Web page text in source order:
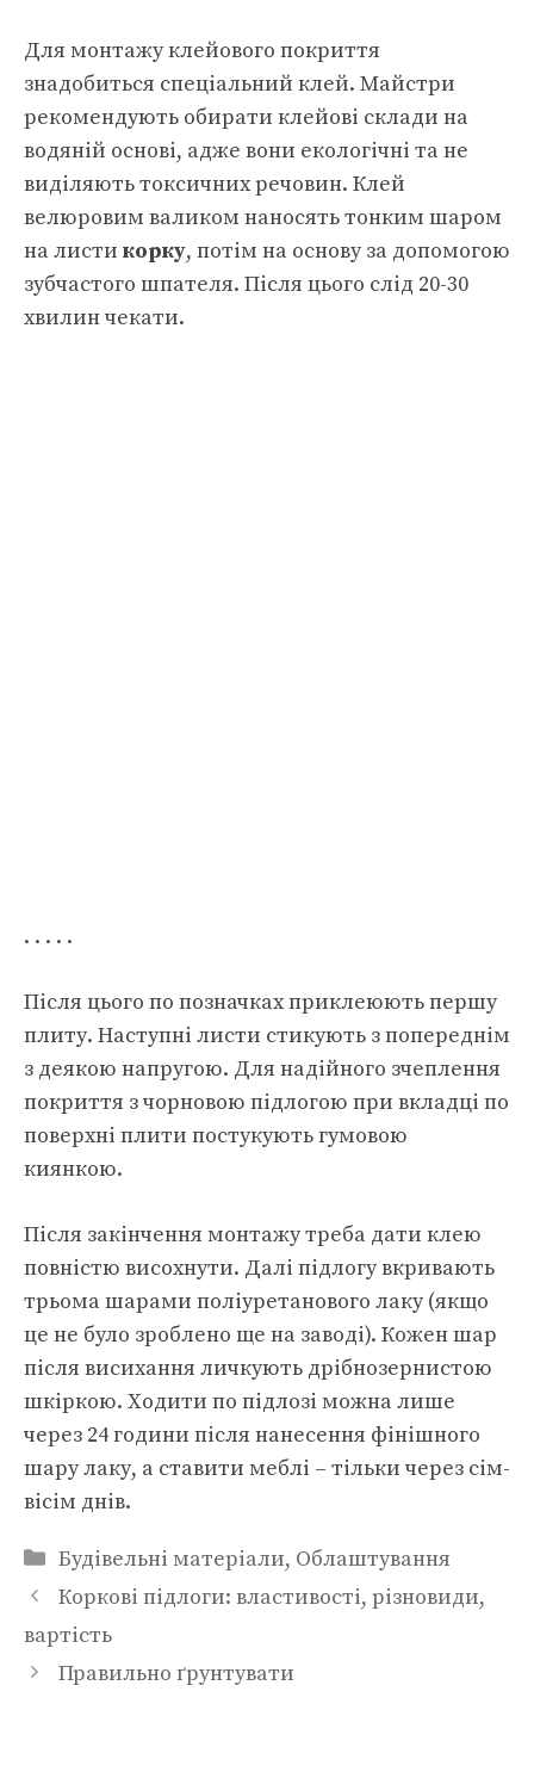
Для монтажу клейового покриття
знадобиться спеціальний клей. Майстри
рекомендують обирати клейові склади на
водяній основі, адже вони екологічні та не
виділяють токсичних речовин. Клей
велюровим валиком наносять тонким шаром
на листи корку, потім на основу за допомогою
зубчастого шпателя. Після цього слід 20-30
хвилин чекати.
. . . . .
Після цього по позначках приклеюють першу
плиту. Наступні листи стикують з попереднім
з деякою напругою. Для надійного зчеплення
покриття з чорновою підлогою при вкладці по
поверхні плити постукують гумовою
киянкою.
Після закінчення монтажу треба дати клею
повністю висохнути. Далі підлогу вкривають
трьома шарами поліуретанового лаку (якщо
це не було зроблено ще на заводі). Кожен шар
після висихання личкують дрібнозернистою
шкіркою. Ходити по підлозі можна лише
через 24 години після нанесення фінішного
шару лаку, а ставити меблі – тільки через сім-
вісім днів.
Категорії
Будівельні матеріали, Облаштування
Коркові підлоги: властивості, різновиди,
вартість
Правильно ґрунтувати